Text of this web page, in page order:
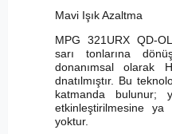
Mavi Işık Azaltma
MPG 321URX QD-
sarı tonlarına
donanımsal olarak
dnatılmıştır. Bu
katmanda bulunur;
etkinleştirilmesine ya
yoktur.